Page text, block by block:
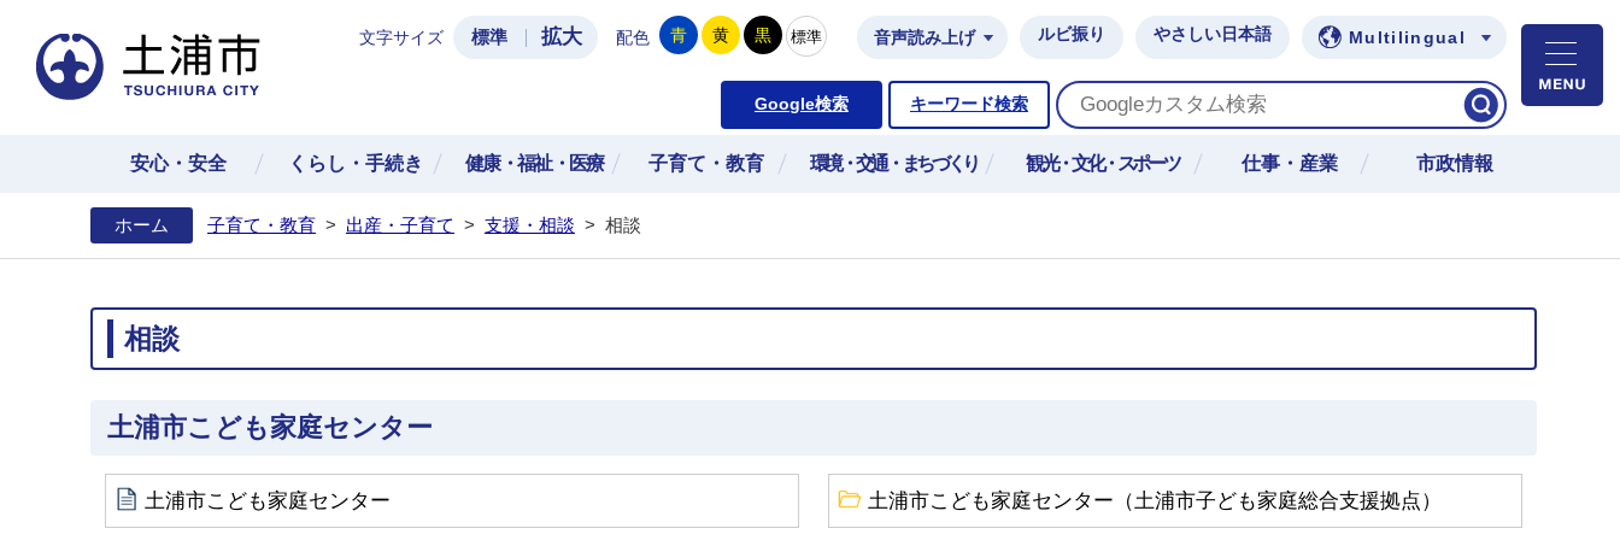
土浦市公式ホームページ
文字サイズ 標準 拡大 配色 青 黄 黒 標準 音声読み上げ ルビ振り やさしい日本語 Multilingual
Google検索 キーワード検索
安心・安全 くらし・手続き 健康・福祉・医療 子育て・教育 環境・交通・まちづくり 観光・文化・スポーツ 仕事・産業 市政情報
ホーム 子育て・教育 > 出産・子育て > 支援・相談 > 相談
相談
土浦市こども家庭センター
土浦市こども家庭センター 土浦市こども家庭センター（土浦市子ども家庭総合支援拠点）